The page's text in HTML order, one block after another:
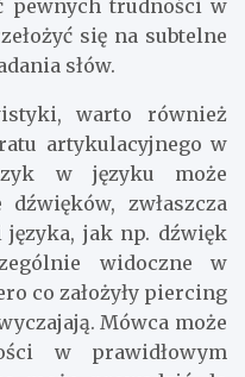
pewnych trudności w
się na subtelne
słów.
warto również
artykulacyjnego w
w języku może
zwłaszcza
jak np. dźwięk
widoczne w
co założyły piercing
Mówca może
w prawidłowym